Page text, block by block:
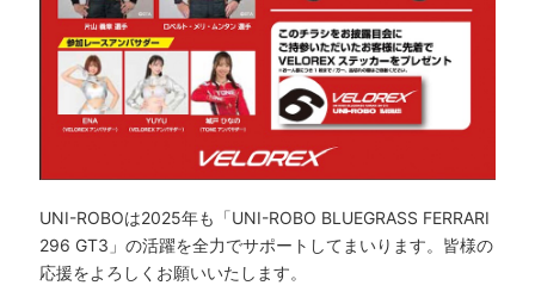
UNI-ROBOは2025年も「UNI-ROBO BLUEGRASS FERRARI
296 GT3」の活躍を全力でサポートしてまいります。皆様の
応援をよろしくお願いいたします。